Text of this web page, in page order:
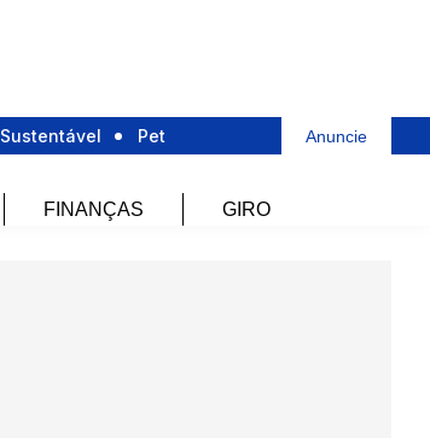
Sustentável Pet Anuncie
FINANÇAS GIRO